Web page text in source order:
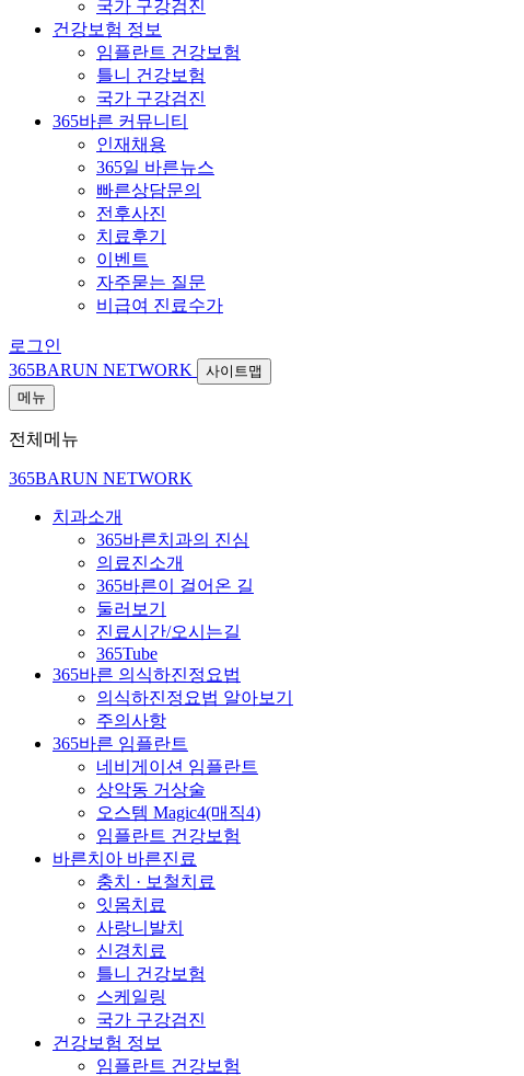
국가 구강검진
건강보험 정보
임플란트 건강보험
틀니 건강보험
국가 구강검진
365바른 커뮤니티
인재채용
365일 바른뉴스
빠른상담문의
전후사진
치료후기
이벤트
자주묻는 질문
비급여 진료수가
로그인
365BARUN NETWORK
사이트맵
메뉴
전체메뉴
365BARUN NETWORK
치과소개
365바른치과의 진심
의료진소개
365바른이 걸어온 길
둘러보기
진료시간/오시는길
365Tube
365바른 의식하진정요법
의식하진정요법 알아보기
주의사항
365바른 임플란트
네비게이션 임플란트
상악동 거상술
오스템 Magic4(매직4)
임플란트 건강보험
바른치아 바른진료
충치 · 보철치료
잇몸치료
사랑니발치
신경치료
틀니 건강보험
스케일링
국가 구강검진
건강보험 정보
임플란트 건강보험